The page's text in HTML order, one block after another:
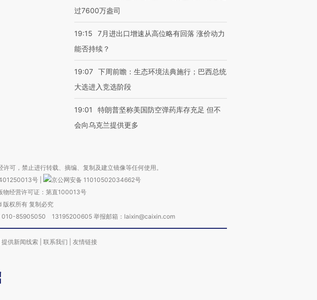
过7600万盎司
19:15
7月进出口增速从高位略有回落 涨价动力
能否持续？
19:07 下周前瞻：生态环境法典施行；巴西总统
大选进入竞选阶段
19:01
特朗普坚称美国防空弹药库存充足 但不
会向乌克兰提供更多
可，禁止进行转载、摘编、复制及建立镜像等任何使用。
号
京公网安备 11010502034662号
物经营许可证：第直100013号
权所有 复制必究
010-85905050 13195200605 举报邮箱：laixin@caixin.com
提供新闻线索 联系我们 友情链接